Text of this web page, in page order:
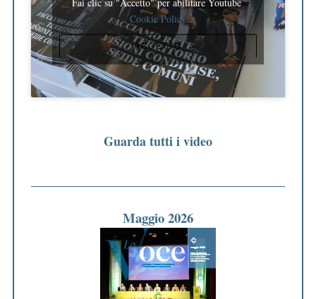
Fai clic su "Accetto" per abilitare Youtube
Cookie Policy
ACCETTO
Guarda tutti i video
Maggio 2026